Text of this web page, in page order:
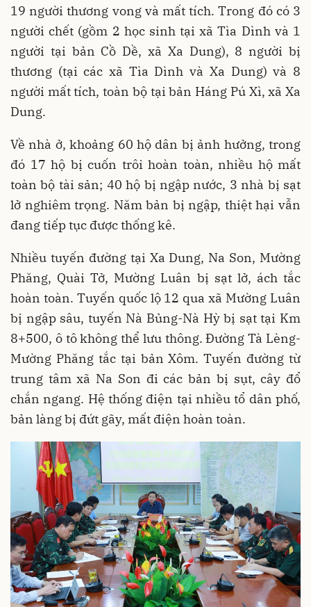
19 người thương vong và mất tích. Trong đó có 3
người chết (gồm 2 học sinh tại xã Tìa Dình và 1
người tại bản Cồ Dề, xã Xa Dung), 8 người bị
thương (tại các xã Tìa Dình và Xa Dung) và 8
người mất tích, toàn bộ tại bản Háng Pú Xì, xã Xa
Dung.
Về nhà ở, khoảng 60 hộ dân bị ảnh hưởng, trong
đó 17 hộ bị cuốn trôi hoàn toàn, nhiều hộ mất
toàn bộ tài sản; 40 hộ bị ngập nước, 3 nhà bị sạt
lở nghiêm trọng. Năm bản bị ngập, thiệt hại vẫn
đang tiếp tục được thống kê.
Nhiều tuyến đường tại Xa Dung, Na Son, Mường
Phăng, Quài Tở, Mường Luân bị sạt lở, ách tắc
hoàn toàn. Tuyến quốc lộ 12 qua xã Mường Luân
bị ngập sâu, tuyến Nà Bủng-Nà Hỳ bị sạt tại Km
8+500, ô tô không thể lưu thông. Đường Tà Lèng-
Mường Phăng tắc tại bản Xôm. Tuyến đường từ
trung tâm xã Na Son đi các bản bị sụt, cây đổ
chắn ngang. Hệ thống điện tại nhiều tổ dân phố,
bản làng bị đứt gãy, mất điện hoàn toàn.